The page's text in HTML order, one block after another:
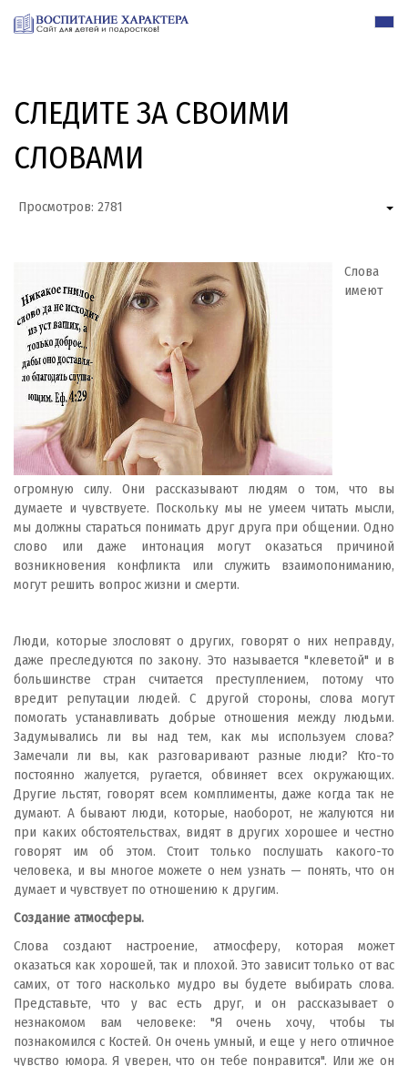
СЛЕДИТЕ ЗА СВОИМИ
СЛОВАМИ
Просмотров: 2781
Слова
имеют
огромную силу. Они рассказывают людям о том, что вы
думаете и чувствуете. Поскольку мы не умеем читать мысли,
мы должны стараться понимать друг друга при общении. Одно
слово или даже интонация могут оказаться причиной
возникновения конфликта или служить взаимопониманию,
могут решить вопрос жизни и смерти.
Люди, которые злословят о других, говорят о них неправду,
даже преследуются по закону. Это называется "клеветой" и в
большинстве стран считается преступлением, потому что
вредит репутации людей. С другой стороны, слова могут
помогать устанавливать добрые отношения между людьми.
Задумывались ли вы над тем, как мы используем слова?
Замечали ли вы, как разговаривают разные люди? Кто-то
постоянно жалуется, ругается, обвиняет всех окружающих.
Другие льстят, говорят всем комплименты, даже когда так не
думают. А бывают люди, которые, наоборот, не жалуются ни
при каких обстоятельствах, видят в других хорошее и честно
говорят им об этом. Стоит только послушать какого-то
человека, и вы многое можете о нем узнать — понять, что он
думает и чувствует по отношению к другим.
Создание атмосферы.
Слова создают настроение, атмосферу, которая может
оказаться как хорошей, так и плохой. Это зависит только от вас
самих, от того насколько мудро вы будете выбирать слова.
Представьте, что у вас есть друг, и он рассказывает о
незнакомом вам человеке: "Я очень хочу, чтобы ты
познакомился с Костей. Он очень умный, и еще у него отличное
чувство юмора. Я уверен, что он тебе понравится". Или же он